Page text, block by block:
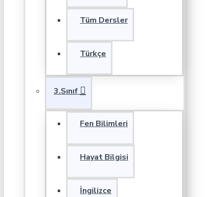
Tüm Dersler
Türkçe
3.Sınıf
Fen Bilimleri
Hayat Bilgisi
İngilizce